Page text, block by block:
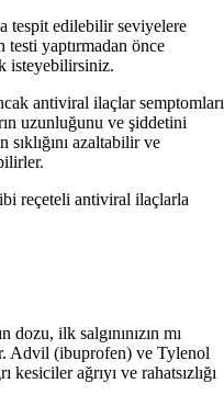
tespit edilebilir seviyelere
testi yaptırmadan önce
isteyebilirsiniz.
antiviral ilaçlar semptomları
uzunluğunu ve şiddetini
sıklığını azaltabilir ve
reçeteli antiviral ilaçlarla
ilk salgınınızın mı
Advil (ibuprofen) ve Tylenol
ağrıyı ve rahatsızlığı